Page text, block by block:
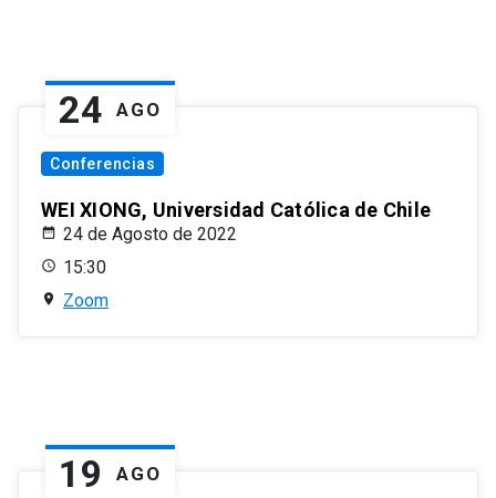
24 AGO
Conferencias
WEI XIONG, Universidad Católica de Chile
24 de Agosto de 2022
15:30
Zoom
19 AGO